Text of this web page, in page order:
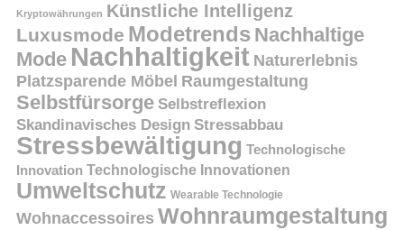
Kryptowährungen Künstliche Intelligenz
Luxusmode Modetrends Nachhaltige
Mode Nachhaltigkeit Naturerlebnis
Platzsparende Möbel Raumgestaltung
Selbstfürsorge Selbstreflexion
Skandinavisches Design Stressabbau
Stressbewältigung Technologische
Innovation Technologische Innovationen
Umweltschutz Wearable Technologie
Wohnaccessoires Wohnraumgestaltung